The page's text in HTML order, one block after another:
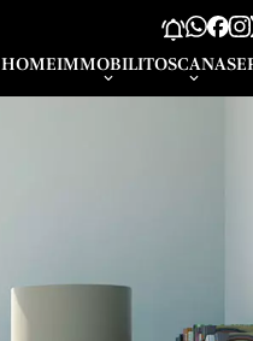
HOMEIMMOBILITOSCANA